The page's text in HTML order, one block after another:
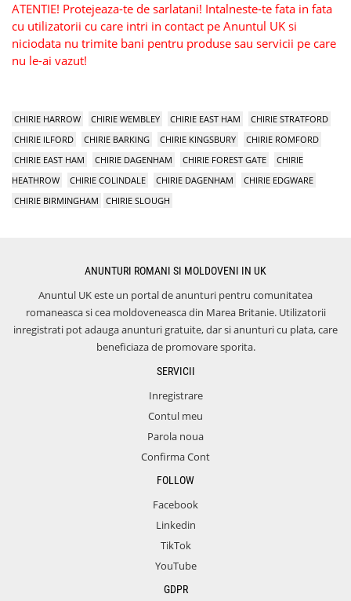
ATENTIE! Protejeaza-te de sarlatani! Intalneste-te fata in fata
cu utilizatorii cu care intri in contact pe Anuntul UK si
niciodata nu trimite bani pentru produse sau servicii pe care
nu le-ai vazut!
CHIRIE HARROW CHIRIE WEMBLEY CHIRIE EAST HAM
CHIRIE STRATFORD
CHIRIE ILFORD
CHIRIE BARKING CHIRIE KINGSBURY
CHIRIE ROMFORD
CHIRIE EAST HAM
CHIRIE DAGENHAM CHIRIE FOREST GATE
CHIRIE
HEATHROW
CHIRIE COLINDALE CHIRIE DAGENHAM
CHIRIE EDGWARE
CHIRIE BIRMINGHAM
CHIRIE SLOUGH
ANUNTURI ROMANI SI MOLDOVENI IN UK
Anuntul UK este un portal de anunturi pentru comunitatea
romaneasca si cea moldoveneasca din Marea Britanie. Utilizatorii
inregistrati pot adauga anunturi gratuite, dar si anunturi cu plata, care
beneficiaza de promovare sporita.
SERVICII
Inregistrare
Contul meu
Parola noua
Confirma Cont
FOLLOW
Facebook
Linkedin
TikTok
YouTube
GDPR